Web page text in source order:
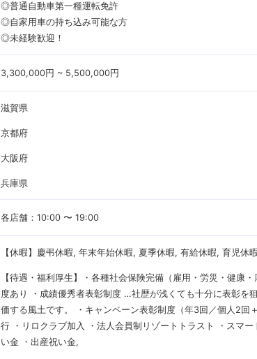
◎普通自動車第一種運転免許
◎自家用車の持ち込み可能な方
◎未経験歓迎！
3,300,000円 ~ 5,500,000円
滋賀県
京都府
大阪府
兵庫県
各店舗：10:00 〜 19:00
【休暇】慶弔休暇, 年末年始休暇, 夏季休暇, 有給休暇, 育児休
【待遇・福利厚生】・各種社会保険完備（雇用・労災・健康
度あり ・成績優秀者表彰制度 …社歴が浅くても十分に表彰を
価する風土です。 ・キャンペーン表彰制度（年3回／個人2回
行 ・リロクラブ加入 ・法人会員制リゾートトラスト ・スマ
い金 ・出産祝い金